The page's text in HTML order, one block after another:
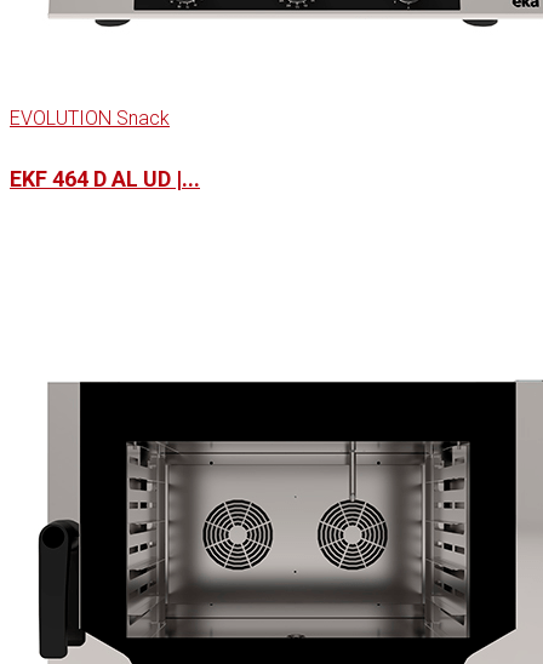
EVOLUTION Snack
EKF 464 D AL UD |...